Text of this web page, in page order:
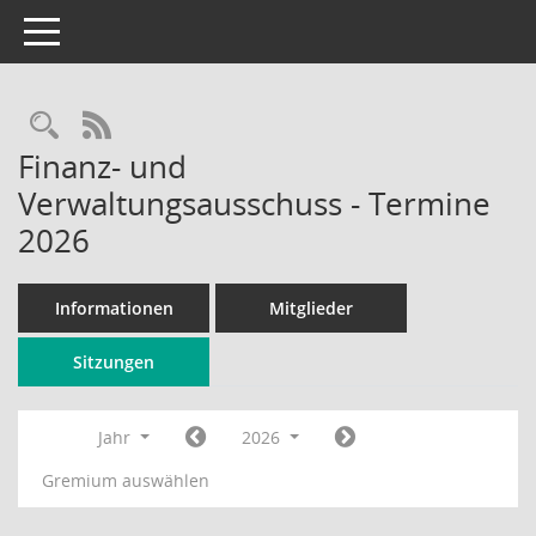
Toggle navigation
Rechercheauswahl
RSS-Feed
Finanz- und
Verwaltungsausschuss - Termine
2026
Informationen Mitglieder
Sitzungen
Jahr
2026
Gremium auswählen